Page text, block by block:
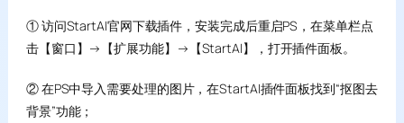
① 访问StartAI官网下载插件，安装完成后重启PS，在菜单栏点
击【窗口】→【扩展功能】→【StartAI】，打开插件面板。
② 在PS中导入需要处理的图片，在StartAI插件面板找到“抠图去
背景”功能；